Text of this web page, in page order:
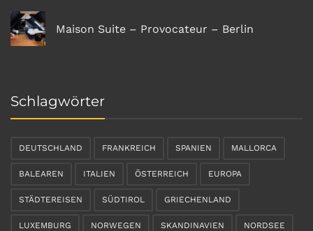
Maison Suite – Provocateur – Berlin
Schlagwörter
DEUTSCHLAND FRANKREICH SPANIEN MALLORCA
BALEAREN ITALIEN ÖSTERREICH EUROPA
STÄDTEREISEN SÜDTIROL GRIECHENLAND
LUXEMBURG NORWEGEN SKANDINAVIEN NORDSEE